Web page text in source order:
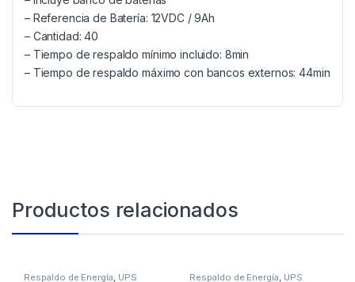
– Referencia de Batería: 12VDC / 9Ah
– Cantidad: 40
– Tiempo de respaldo mínimo incluido: 8min
– Tiempo de respaldo máximo con bancos externos: 44min
Productos relacionados
Respaldo de Energía, UPS Respaldo de Energía, UPS